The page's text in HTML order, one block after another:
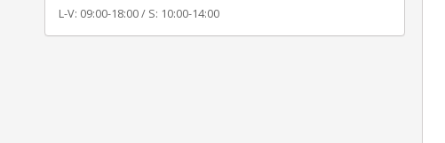
L-V: 09:00-18:00 / S: 10:00-14:00